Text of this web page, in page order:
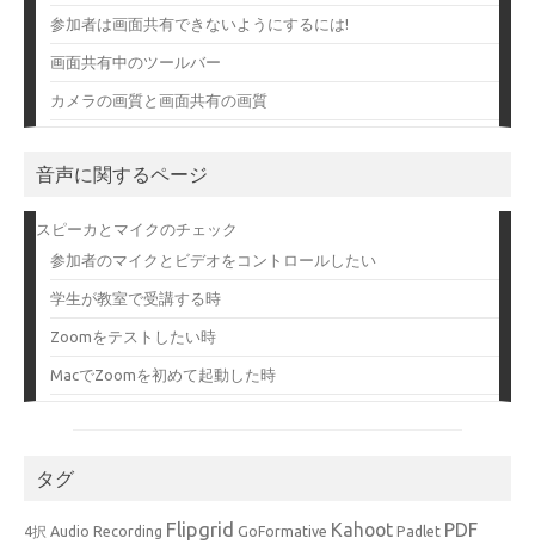
参加者は画面共有できないようにするには!
画面共有中のツールバー
カメラの画質と画面共有の画質
音声に関するページ
スピーカとマイクのチェック
参加者のマイクとビデオをコントロールしたい
学生が教室で受講する時
Zoomをテストしたい時
MacでZoomを初めて起動した時
タグ
4択 Audio Recording Flipgrid GoFormative Kahoot Padlet PDF